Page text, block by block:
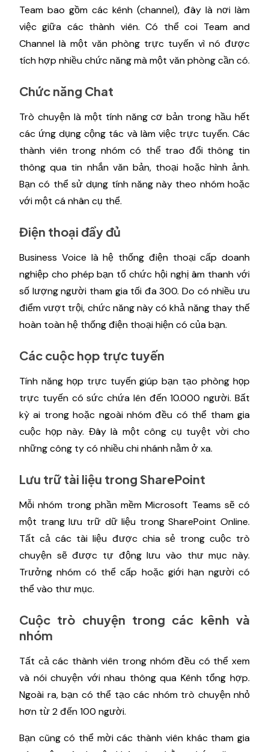
Team bao gồm các kênh (channel), đây là nơi làm
việc giữa các thành viên. Có thể coi Team and
Channel là một văn phòng trực tuyến vì nó được
tích hợp nhiều chức năng mà một văn phòng cần có.
Chức năng Chat
Trò chuyện là một tính năng cơ bản trong hầu hết
các ứng dụng cộng tác và làm việc trực tuyến. Các
thành viên trong nhóm có thể trao đổi thông tin
thông qua tin nhắn văn bản, thoại hoặc hình ảnh.
Bạn có thể sử dụng tính năng này theo nhóm hoặc
với một cá nhân cụ thể.
Điện thoại đầy đủ
Business Voice là hệ thống điện thoại cấp doanh
nghiệp cho phép bạn tổ chức hội nghị âm thanh với
số lượng người tham gia tối đa 300. Do có nhiều ưu
điểm vượt trội, chức năng này có khả năng thay thế
hoàn toàn hệ thống điện thoại hiện có của bạn.
Các cuộc họp trực tuyến
Tính năng họp trực tuyến giúp bạn tạo phòng họp
trực tuyến có sức chứa lên đến 10.000 người. Bất
kỳ ai trong hoặc ngoài nhóm đều có thể tham gia
cuộc họp này. Đây là một công cụ tuyệt vời cho
những công ty có nhiều chi nhánh nằm ở xa.
Lưu trữ tài liệu trong SharePoint
Mỗi nhóm trong phần mềm Microsoft Teams sẽ có
một trang lưu trữ dữ liệu trong SharePoint Online.
Tất cả các tài liệu được chia sẻ trong cuộc trò
chuyện sẽ được tự động lưu vào thư mục này.
Trưởng nhóm có thể cấp hoặc giới hạn người có
thể vào thư mục.
Cuộc trò chuyện trong các kênh và
nhóm
Tất cả các thành viên trong nhóm đều có thể xem
và nói chuyện với nhau thông qua Kênh tổng hợp.
Ngoài ra, bạn có thể tạo các nhóm trò chuyện nhỏ
hơn từ 2 đến 100 người.
Bạn cũng có thể mời các thành viên khác tham gia